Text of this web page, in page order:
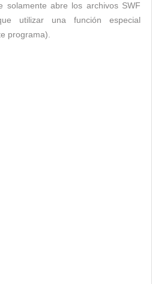
solamente abre los archivos SWF
utilizar una función especial
programa).